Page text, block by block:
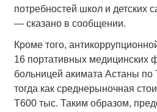
потребностей школ и детских
— сказано в сообщении.
Кроме того,
16 портативных медицинских
больницей акимата Астаны по
тогда как среднерыночная
Т600 тыс. Таким образом,